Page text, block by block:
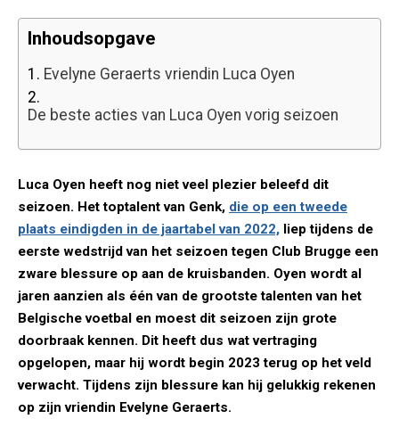
Inhoudsopgave
1. Evelyne Geraerts vriendin Luca Oyen
2.
De beste acties van Luca Oyen vorig seizoen
Luca Oyen heeft nog niet veel plezier beleefd dit
seizoen. Het toptalent van Genk, die op een tweede
plaats eindigden in de jaartabel van 2022, liep tijdens de
eerste wedstrijd van het seizoen tegen Club Brugge een
zware blessure op aan de kruisbanden. Oyen wordt al
jaren aanzien als één van de grootste talenten van het
Belgische voetbal en moest dit seizoen zijn grote
doorbraak kennen. Dit heeft dus wat vertraging
opgelopen, maar hij wordt begin 2023 terug op het veld
verwacht. Tijdens zijn blessure kan hij gelukkig rekenen
op zijn vriendin Evelyne Geraerts.